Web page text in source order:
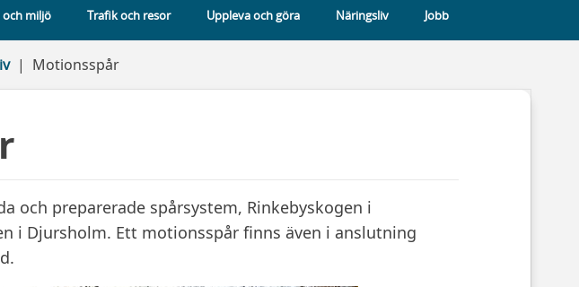
och miljö Trafik och resor Uppleva och göra Näringsliv Jobb
Motionsspår
och preparerade spårsystem, Rinkebyskogen i
i Djursholm. Ett motionsspår finns även i anslutning